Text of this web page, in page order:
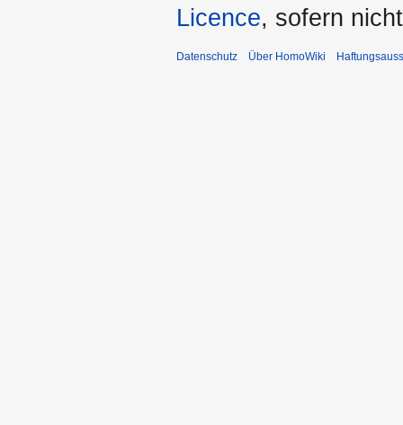
Licence, sofern
Datenschutz Über HomoWiki